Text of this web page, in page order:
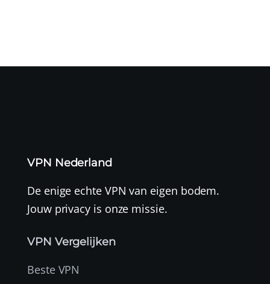
VPN Nederland
De enige echte VPN van eigen bodem.
Jouw privacy is onze missie.
VPN Vergelijken
Beste VPN